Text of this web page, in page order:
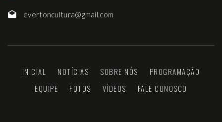
evertoncultura@gmail.com
INICIAL NOTÍCIAS SOBRE NÓS
PROGRAMAÇÃO
EQUIPE
FOTOS VÍDEOS FALE CONOSCO